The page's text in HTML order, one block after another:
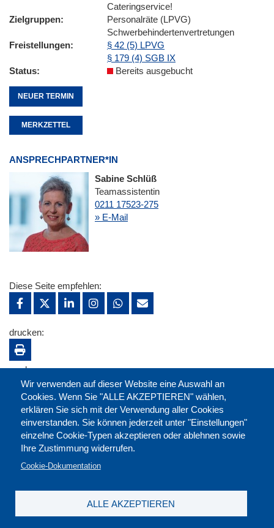
Cateringservice!
Zielgruppen
Personalräte (LPVG)
Schwerbehindertenvertretungen
Freistellungen
§ 42 (5) LPVG
§ 179 (4) SGB IX
Status
Bereits ausgebucht
NEUER TERMIN
MERKZETTEL
ANSPRECHPARTNER*IN
Sabine Schlüß
Teamassistentin
0211 17523-275
» E-Mail
Wir verwenden auf dieser Website eine Auswahl an
Cookies. Wenn Sie "ALLE AKZEPTIEREN" wählen,
erklären Sie sich mit der Verwendung aller Cookies
einverstanden. Sie können jederzeit unter "Einstellungen"
einzelne Cookie-Typen akzeptieren oder ablehnen sowie
Ihre Zustimmung widerrufen.
Cookie-Dokumentation
ALLE AKZEPTIEREN
Diese Seite empfehlen:
drucken:
merken: